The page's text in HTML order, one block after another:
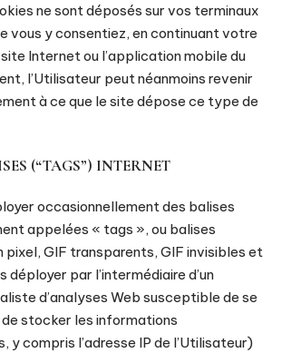
ne sont déposés sur vos terminaux
vous y consentiez, en continuant votre
Internet ou l’application mobile du
l’Utilisateur peut néanmoins revenir
à ce que le site dépose ce type de
(“TAGS”) INTERNET
occasionnellement des balises
appelées « tags », ou balises
pixel, GIF transparents, GIF invisibles et
déployer par l’intermédiaire d’un
d’analyses Web susceptible de se
stocker les informations
y compris l’adresse IP de l’Utilisateur)